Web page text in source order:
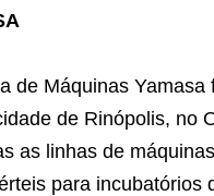
de Máquinas
de Rinópolis, no
as linhas de
para incubatórios